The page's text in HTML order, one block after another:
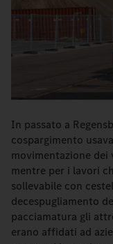
In passato a
cospargimento
movimentazione
mentre per i lavori
sollevabile con
decespugliamento
pacciamatura gli
erano affidati ad